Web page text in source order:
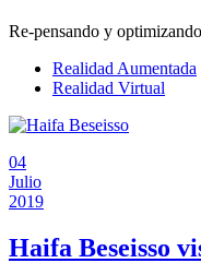
Re-pensando y
Realidad Aumentada
Realidad Virtual
04
Julio
2019
Haifa Beseisso